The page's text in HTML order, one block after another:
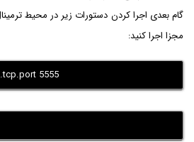
گام بعدی اجرا کردن دستورات زیر در محیط
مجزا اجرا کنید:
5555